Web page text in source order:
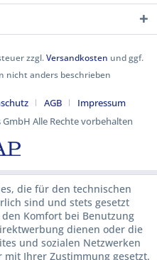
zzgl.Versandkosten und ggf.
nicht anders beschrieben
AGB
Impressum
Alle Rechte vorbehalten
die für den technischen
sind und stets gesetzt
Komfort bei Benutzung
dienen oder die
und sozialen Netzwerken
Ihrer Zustimmung gesetzt.